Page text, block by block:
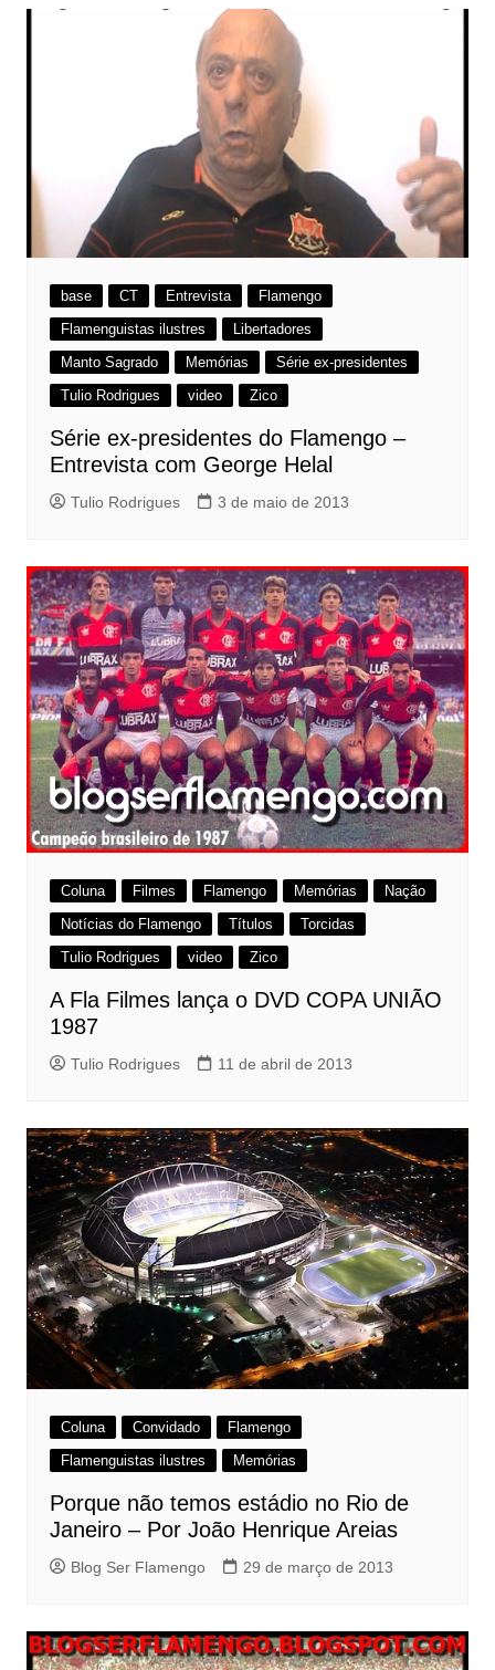
base CT Entrevista
Flamengo
Flamenguistas ilustres
Libertadores
Manto Sagrado
Memórias
Série ex-presidentes
Tulio Rodrigues
video Zico
Série ex-presidentes do Flamengo –
Entrevista com George Helal
Tulio Rodrigues 3 de maio de 2013
Coluna Filmes Flamengo Memórias
Nação
Notícias do Flamengo
Títulos
Torcidas
Tulio Rodrigues
video Zico
A Fla Filmes lança o DVD COPA UNIÃO
1987
Tulio Rodrigues 11 de abril de 2013
Coluna Convidado
Flamengo
Flamenguistas ilustres
Memórias
Porque não temos estádio no Rio de
Janeiro – Por João Henrique Areias
Blog Ser Flamengo 29 de março de 2013